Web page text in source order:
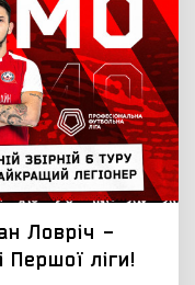
Ловріч -
ліги!